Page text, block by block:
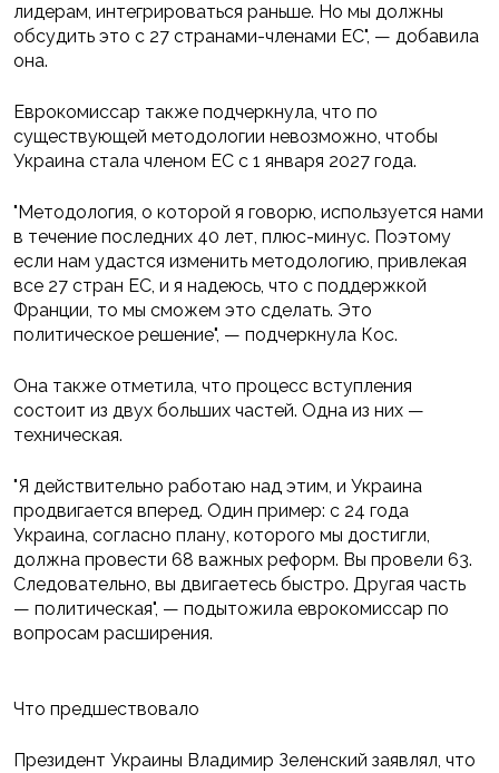
лидерам, интегрироваться раньше. Но мы должны
обсудить это с 27 странами-членами ЕС", — добавила
она.
Еврокомиссар также подчеркнула, что по
существующей методологии невозможно, чтобы
Украина стала членом ЕС с 1 января 2027 года.
"Методология, о которой я говорю, используется нами
в течение последних 40 лет, плюс-минус. Поэтому
если нам удастся изменить методологию, привлекая
все 27 стран ЕС, и я надеюсь, что с поддержкой
Франции, то мы сможем это сделать. Это
политическое решение", — подчеркнула Кос.
Она также отметила, что процесс вступления
состоит из двух больших частей. Одна из них —
техническая.
"Я действительно работаю над этим, и Украина
продвигается вперед. Один пример: с 24 года
Украина, согласно плану, которого мы достигли,
должна провести 68 важных реформ. Вы провели 63.
Следовательно, вы двигаетесь быстро. Другая часть
— политическая", — подытожила еврокомиссар по
вопросам расширения.
Что предшествовало
Президент Украины Владимир Зеленский заявлял, что